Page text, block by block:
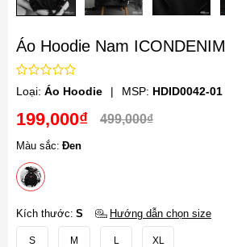
Áo Hoodie Nam
Loại: Áo Hoodie | MSP: HDID0042-01
199,000₫ 499,000₫
Màu sắc: Đen
Kích thước: S Hướng dẫn chọn size
S M L XL